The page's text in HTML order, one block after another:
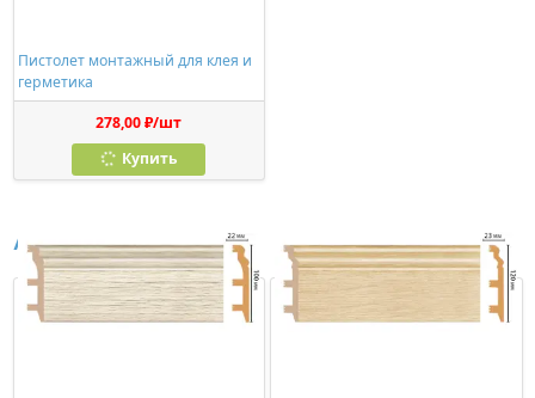
Пистолет монтажный для клея и
герметика
278,00 ₽/шт
Купить
Аналоги